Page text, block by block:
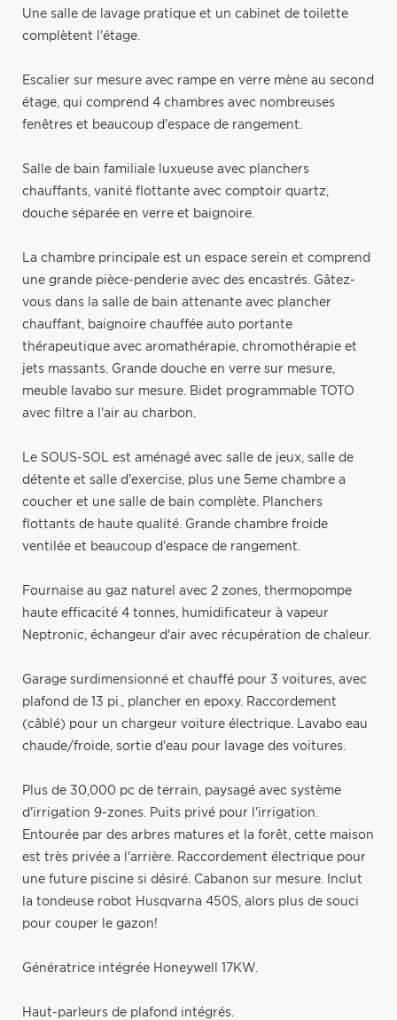
Une salle de lavage pratique et un cabinet de toilette
complètent l'étage.
Escalier sur mesure avec rampe en verre mène au second
étage, qui comprend 4 chambres avec nombreuses
fenêtres et beaucoup d'espace de rangement.
Salle de bain familiale luxueuse avec planchers
chauffants, vanité flottante avec comptoir quartz,
douche séparée en verre et baignoire.
La chambre principale est un espace serein et comprend
une grande pièce-penderie avec des encastrés. Gâtez-
vous dans la salle de bain attenante avec plancher
chauffant, baignoire chauffée auto portante
thérapeutique avec aromathérapie, chromothérapie et
jets massants. Grande douche en verre sur mesure,
meuble lavabo sur mesure. Bidet programmable TOTO
avec filtre a l'air au charbon.
Le SOUS-SOL est aménagé avec salle de jeux, salle de
détente et salle d'exercise, plus une 5eme chambre a
coucher et une salle de bain complète. Planchers
flottants de haute qualité. Grande chambre froide
ventilée et beaucoup d'espace de rangement.
Fournaise au gaz naturel avec 2 zones, thermopompe
haute efficacité 4 tonnes, humidificateur à vapeur
Neptronic, échangeur d'air avec récupération de chaleur.
Garage surdimensionné et chauffé pour 3 voitures, avec
plafond de 13 pi., plancher en epoxy. Raccordement
(câblé) pour un chargeur voiture électrique. Lavabo eau
chaude/froide, sortie d'eau pour lavage des voitures.
Plus de 30,000 pc de terrain, paysagé avec système
d'irrigation 9-zones. Puits privé pour l'irrigation.
Entourée par des arbres matures et la forêt, cette maison
est très privée a l'arrière. Raccordement électrique pour
une future piscine si désiré. Cabanon sur mesure. Inclut
la tondeuse robot Husqvarna 450S, alors plus de souci
pour couper le gazon!
Génératrice intégrée Honeywell 17KW.
Haut-parleurs de plafond intégrés.